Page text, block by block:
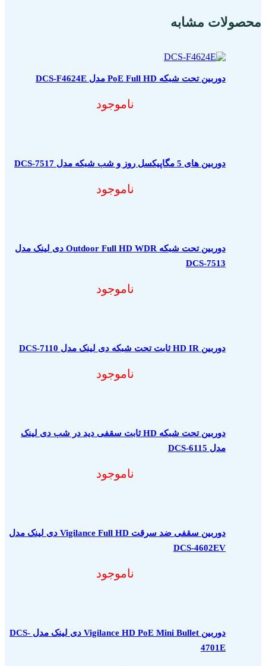
محصولات مشابه
دوربین تحت شبکه PoE Full HD مدل DCS-F4624E
ناموجود
دوربین های 5 مگاپیکسل روز و شب شبکه مدل DCS-7517
ناموجود
دوربین تحت شبکه Outdoor Full HD WDR دی لینک مدل
DCS-7513
ناموجود
دوربین HD IR ثابت تحت شبکه دی لینک مدل DCS-7110
ناموجود
دوربین تحت شبکه HD ثابت سقفی دید در شب دی لینک
مدل DCS-6115
ناموجود
دوربین سقفی ضد سرقت Vigilance Full HD دی لینک مدل
DCS-4602EV
ناموجود
دوربین Vigilance HD PoE Mini Bullet دی لینک مدل DCS-
4701E